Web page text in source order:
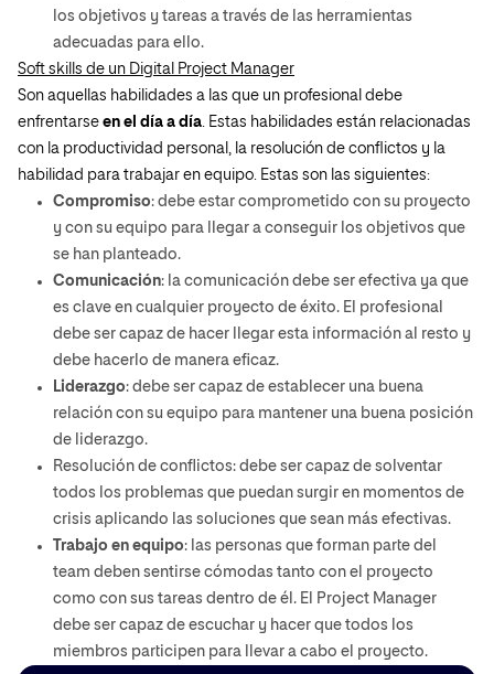
los objetivos y tareas a través de las herramientas
adecuadas para ello.
Soft skills de un Digital Project Manager
Son aquellas habilidades a las que un profesional debe
enfrentarse en el día a día. Estas habilidades están relacionadas
con la productividad personal, la resolución de conflictos y la
habilidad para trabajar en equipo. Estas son las siguientes:
Compromiso: debe estar comprometido con su proyecto
y con su equipo para llegar a conseguir los objetivos que
se han planteado.
Comunicación: la comunicación debe ser efectiva ya que
es clave en cualquier proyecto de éxito. El profesional
debe ser capaz de hacer llegar esta información al resto y
debe hacerlo de manera eficaz.
Liderazgo: debe ser capaz de establecer una buena
relación con su equipo para mantener una buena posición
de liderazgo.
Resolución de conflictos: debe ser capaz de solventar
todos los problemas que puedan surgir en momentos de
crisis aplicando las soluciones que sean más efectivas.
Trabajo en equipo: las personas que forman parte del
team deben sentirse cómodas tanto con el proyecto
como con sus tareas dentro de él. El Project Manager
debe ser capaz de escuchar y hacer que todos los
miembros participen para llevar a cabo el proyecto.